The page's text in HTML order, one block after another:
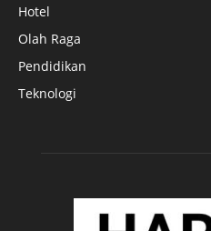
Hotel
Olah Raga
Pendidikan
Teknologi